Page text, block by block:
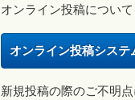
オンライン投稿につい
オンライン投稿システ
新規投稿の際のご不明